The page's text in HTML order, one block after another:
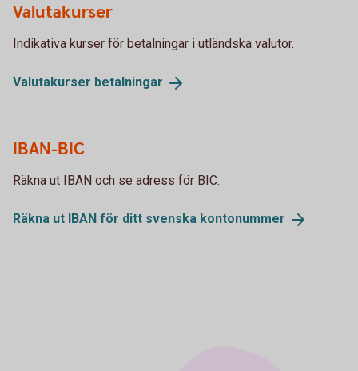
Valutakurser
Indikativa kurser för betalningar i utländska valutor.
Valutakurser betalningar
IBAN-BIC
Räkna ut IBAN och se adress för BIC.
Räkna ut IBAN för ditt svenska kontonummer